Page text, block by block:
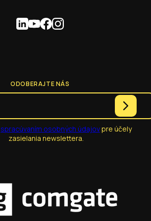
ODOBERAJTE NÁS
spracúvaním osobných údajovpre účely
zasielania newslettera.